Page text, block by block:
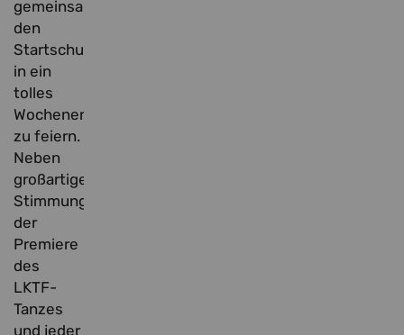
gemeinsam
den
Startschuss
in ein
tolles
Wochenende
zu feiern.
Neben
großartiger
Stimmung,
der
Premiere
des
LKTF-
Tanzes
und jeder